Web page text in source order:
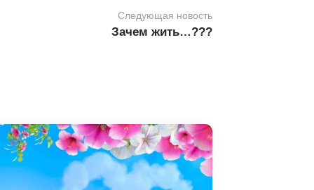
Следующая новость
Зачем жить…???